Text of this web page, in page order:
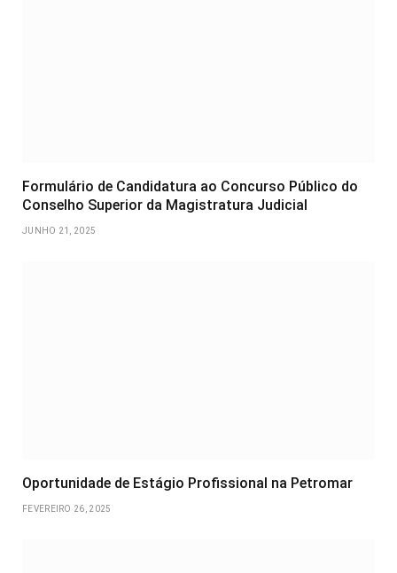
Formulário de Candidatura ao Concurso Público do
Conselho Superior da Magistratura Judicial
JUNHO 21, 2025
Oportunidade de Estágio Profissional na Petromar
FEVEREIRO 26, 2025